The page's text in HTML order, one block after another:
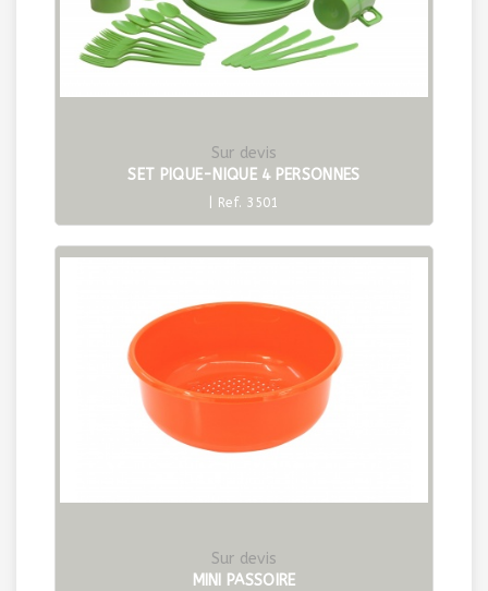
Sur devis
SET PIQUE-NIQUE 4 PERSONNES
| Ref. 3501
Sur devis
MINI PASSOIRE